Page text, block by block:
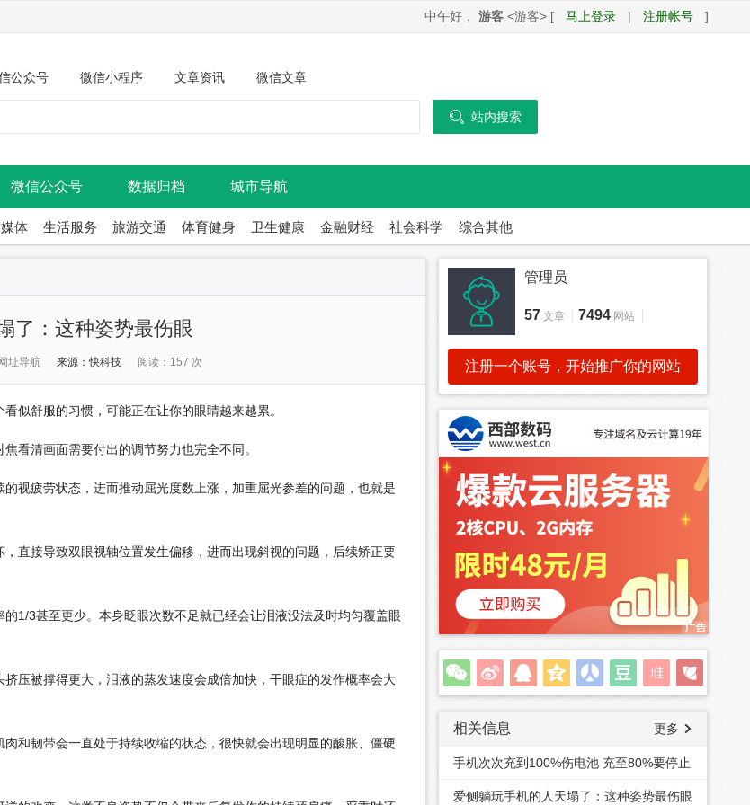
中午好， 游客 <游客> [ 马上登录 | 注册帐号 ]
公众号 微信小程序 文章资讯 微信文章
 站内搜索
微信公众号 数据归档 城市导航
体 生活服务 旅游交通 体育健身 卫生健康 金融财经 社会科学 综合其他
了：这种姿势最伤眼
址导航 来源：快科技 阅读：157 次
似舒服的习惯，可能正在让你的眼睛越来越累。
看清画面需要付出的调节努力也完全不同。
视疲劳状态，进而推动屈光度数上涨，加重屈光参差的问题，也就是
直接导致双眼视轴位置发生偏移，进而出现斜视的问题，后续矫正要
1/3甚至更少。本身眨眼次数不足就已经会让泪液没法及时均匀覆盖眼
压被撑得更大，泪液的蒸发速度会成倍加快，干眼症的发作概率会大
和韧带会一直处于持续收缩的状态，很快就会出现明显的酸胀、僵硬
管理员
57 文章 7494 网站
注册一个账号，开始推广你的网站
相关信息 更多
手机次次充到100%伤电池 充至80%要停止
爱侧躺玩手机的人天塌了：这种姿势最伤眼